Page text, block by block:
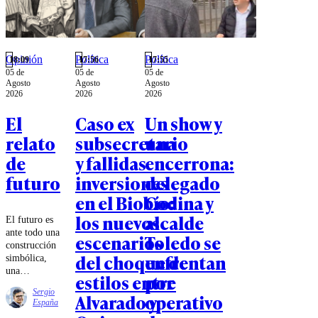
Opinión
18:09
05 de
Agosto
2026
El
relato
de
futuro
El futuro es
ante todo una
construcción
simbólica,
una
de
expectativas,
Sergio
España
Política
17:56
05 de
Agosto
2026
Caso ex
subsecretario
y fallidas
inversiones
en el Biobío:
los nuevos
escenarios
del choque de
estilos entre
Alvarado y
Política
17:55
05 de
Agosto
2026
Un show y
una
encerrona:
delegado
Codina y
alcalde
Toledo se
enfrentan
por
operativo